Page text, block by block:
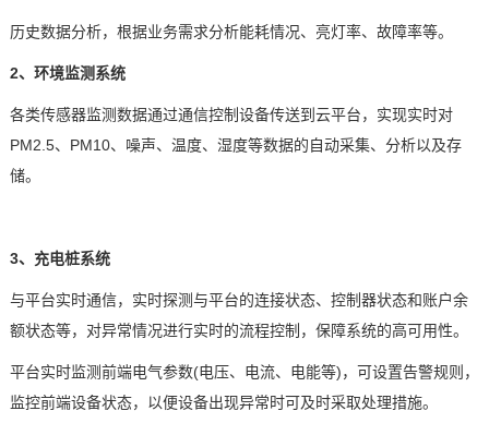
历史数据分析，根据业务需求分析能耗情况、亮灯率、故障率等。
2、 环境监测系统
各类传感器监测数据通过通信控制设备传送到云平台，实现实时对
PM2.5、PM10、噪声、温度、湿度等数据的自动采集、分析以及存
储。
3、充电桩系统
与平台实时通信，实时探测与平台的连接状态、控制器状态和账户余
额状态等，对异常情况进行实时的流程控制，保障系统的高可用性。
平台实时监测前端电气参数(电压、电流、电能等)，可设置告警规则，
监控前端设备状态，以便设备出现异常时可及时采取处理措施。